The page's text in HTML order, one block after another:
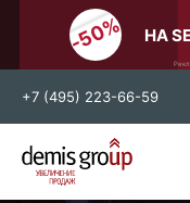
НА
+7 (495) 223-66-59
Выберите свой